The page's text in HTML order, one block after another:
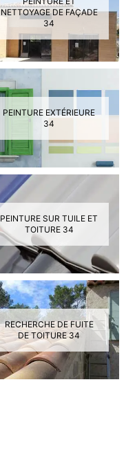
NETTOYAGE DE FAÇADE
34
PEINTURE EXTÉRIEURE
34
PEINTURE SUR TUILE ET
TOITURE 34
RECHERCHE DE FUITE
DE TOITURE 34